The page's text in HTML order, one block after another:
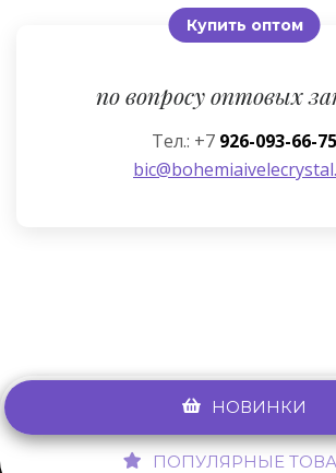
Купить оптом
по вопросу оптовых
Тел.: +7 926-093-66-75
НОВИНКИ
ПОПУЛЯРНЫЕ